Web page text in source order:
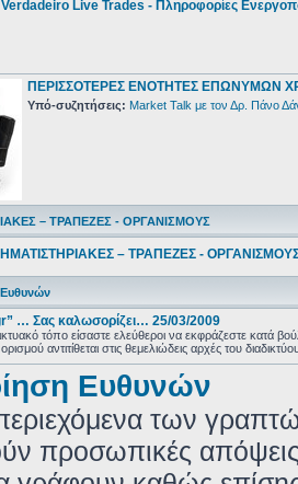
Verdadeiro Live Trades - Πληροφορίες
ΠΕΡΙΣΣΟΤΕΡΕΣ ΕΝΟΤΗΤΕΣ ΕΠΩΝΥΜΩΝ
Υπό-συζητήσεις: Market Talk με τον Δρ. Πάνο
– ΤΡΑΠΕΖΕΣ - ΟΡΓΑΝΙΣΜΟΥΣ
– ΤΡΑΠΕΖΕΣ -
… Σας καλωσορίζει… 25/03/2009
τόπο είσαστε ελεύθεροι να εκφράζεστε κατά
αντιτίθεται στις θεμελιώδεις αρχές του
Ευθυνών
των
προσωπικές